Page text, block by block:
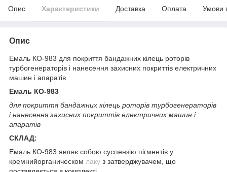
Опис Характеристики Доставка Оплата Умови
Опис
Емаль КО-983 для покриття бандажних кілець роторів
турбогенераторів і нанесення захисних покриттів електричних
машин і апаратів
Емаль КО-983
для покриття бандажних кілець роторів турбогенераторів
і нанесення захисних покриттів електричних машин і
апаратів
СКЛАД:
Емаль КО-983 являє собою суспензію пігментів у
кремнийорганическом лаку з затверджувачем, що